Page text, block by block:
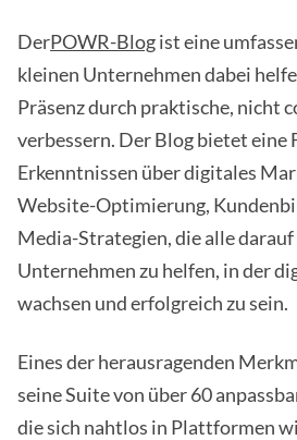
DerPOWR-Blogist eine
kleinen Unternehmen dabei
Präsenz durch praktische, nicht
verbessern. Der Blog bietet eine
Erkenntnissen über digitales
Website-Optimierung,
Media-Strategien, die alle
Unternehmen zu helfen, in der
wachsen und erfolgreich zu sein.
Eines der herausragenden
seine Suite von über 60
die sich nahtlos in Plattformen